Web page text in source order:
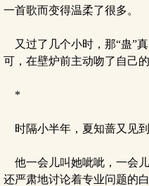
一首歌而变得温柔了很多。
又过了几个小时，那“蛊”
可，在壁炉前主动吻了自己的
*
时隔小半年，夏知蔷又见到
他一会儿叫她呲呲，一会
还严肃地讨论着专业问题的